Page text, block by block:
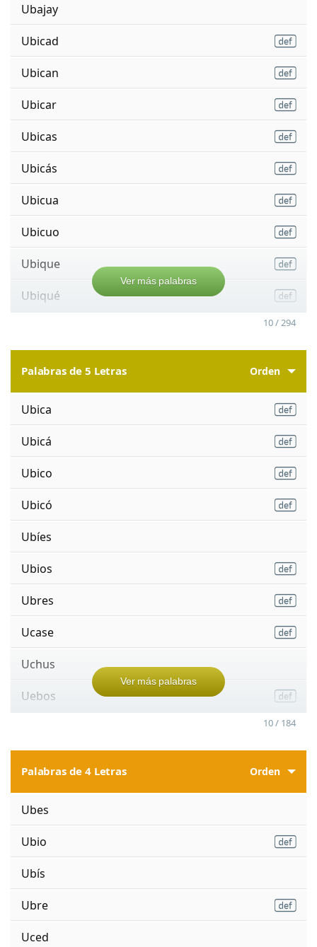
Ubajay
Ubicad
Ubican
Ubicar
Ubicas
Ubicás
Ubicua
Ubicuo
Ubique
Ubiqué
Ver más palabras
10 / 294
Palabras de 5 Letras Orden
Ubica
Ubicá
Ubico
Ubicó
Ubíes
Ubios
Ubres
Ucase
Uchus
Uebos
Ver más palabras
10 / 184
Palabras de 4 Letras Orden
Ubes
Ubio
Ubís
Ubre
Uced